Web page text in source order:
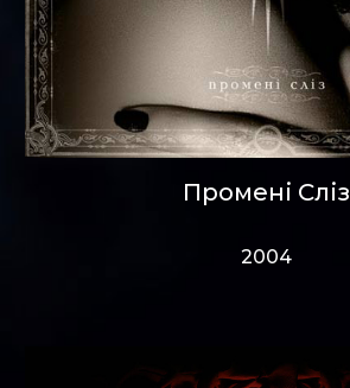
Промені Сліз
2004